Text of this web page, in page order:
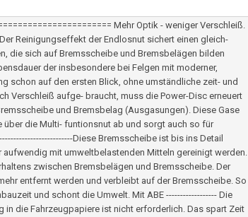
Mehr Optik - weniger Verschleiß.
Reinigungseffekt der Endlosnut sichert einen gleich-
die sich auf Bremsscheibe und Bremsbelägen bilden
der insbesondere bei Felgen mit moderner,
schon auf den ersten Blick, ohne umständliche zeit- und
Verschleiß aufge- braucht, muss die Power-Disc erneuert
und Bremsbelag (Ausgasungen). Diese Gase
über die Multi- funtionsnut ab und sorgt auch so für
Diese Bremsscheibe ist bis ins Detail
mit umweltbelastenden Mitteln gereinigt werden.
zwischen Bremsbelägen und Bremsscheibe. Der
entfernt werden und verbleibt auf der Bremsscheibe. So
und schont die Umwelt. Mit ABE ------------------ Die
in die Fahrzeugpapiere ist nicht erforderlich. Das spart Zeit